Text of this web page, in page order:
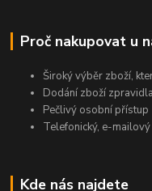
Proč nakupovat u
Široký výběr zboží,
Dodání zboží
Pečlivý osobní přístup
Telefonický, e-
Kde nás najdete